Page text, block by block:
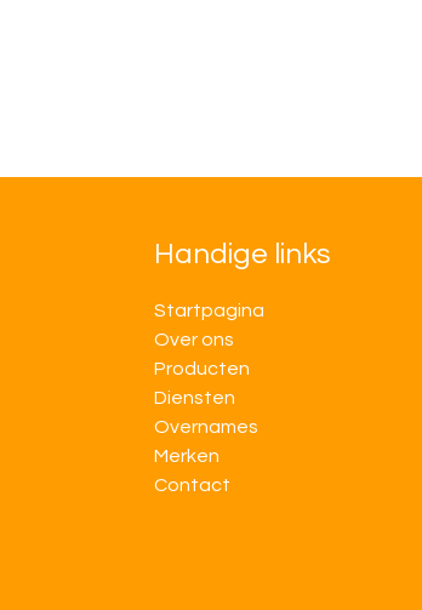
Handige links
Startpagina
Over ons
Producten
Diensten
Overnames
M​​erken
Contact